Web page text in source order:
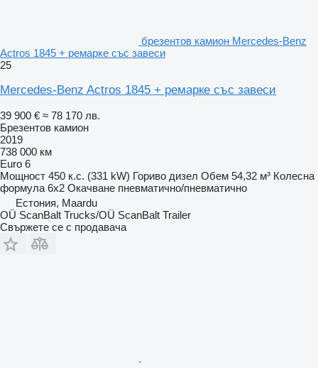
брезентов камион Mercedes-Benz
Actros 1845 + ремарке със завеси
25
Mercedes-Benz Actros 1845 + ремарке със завеси
39 900 € ≈ 78 170 лв.
Брезентов камион
2019
738 000 км
Euro 6
Мощност 450 к.с. (331 kW) Гориво дизел Обем 54,32 м³ Колесна
формула 6x2 Окачване пневматично/пневматично
Естония, Maardu
OÜ ScanBalt Trucks/OÜ ScanBalt Trailer
Свържете се с продавача